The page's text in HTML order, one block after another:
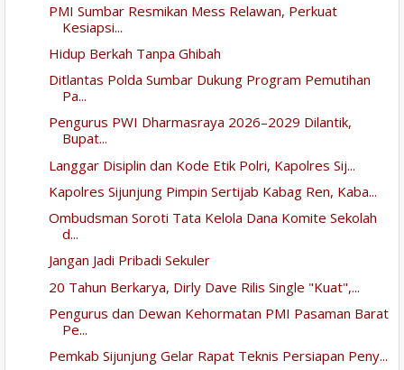
PMI Sumbar Resmikan Mess Relawan, Perkuat
Kesiapsi...
Hidup Berkah Tanpa Ghibah
Ditlantas Polda Sumbar Dukung Program Pemutihan
Pa...
Pengurus PWI Dharmasraya 2026–2029 Dilantik,
Bupat...
Langgar Disiplin dan Kode Etik Polri, Kapolres Sij...
Kapolres Sijunjung Pimpin Sertijab Kabag Ren, Kaba...
Ombudsman Soroti Tata Kelola Dana Komite Sekolah
d...
Jangan Jadi Pribadi Sekuler
20 Tahun Berkarya, Dirly Dave Rilis Single "Kuat",...
Pengurus dan Dewan Kehormatan PMI Pasaman Barat
Pe...
Pemkab Sijunjung Gelar Rapat Teknis Persiapan Peny...